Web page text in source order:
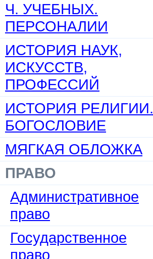
Ч. УЧЕБНЫХ.
ПЕРСОНАЛИИ
ИСТОРИЯ НАУК,
ИСКУССТВ,
ПРОФЕССИЙ
ИСТОРИЯ РЕЛИГИИ.
БОГОСЛОВИЕ
МЯГКАЯ ОБЛОЖКА
ПРАВО
Административное
право
Государственное
право